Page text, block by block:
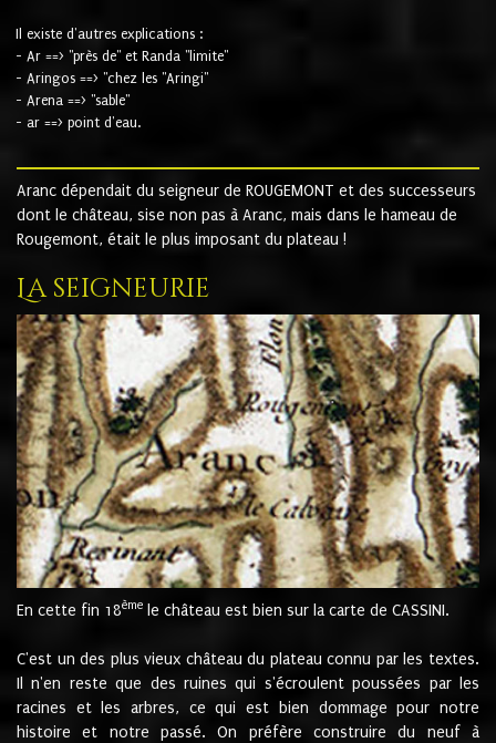
Il existe d'autres explications :
- Ar ==> "près de" et Randa "limite"
- Aringos ==> "chez les "Aringi"
- Arena ==> "sable"
- ar ==> point d'eau.
Aranc dépendait du seigneur de ROUGEMONT et des successeurs
dont le château, sise non pas à Aranc, mais dans le hameau de
Rougemont, était le plus imposant du plateau !
La seigneurie
En cette fin 18ème le château est bien sur la carte de CASSINI.
C'est un des plus vieux château du plateau connu par les textes.
Il n'en reste que des ruines qui s'écroulent poussées par les
racines et les arbres, ce qui est bien dommage pour notre
histoire et notre passé. On préfère construire du neuf à